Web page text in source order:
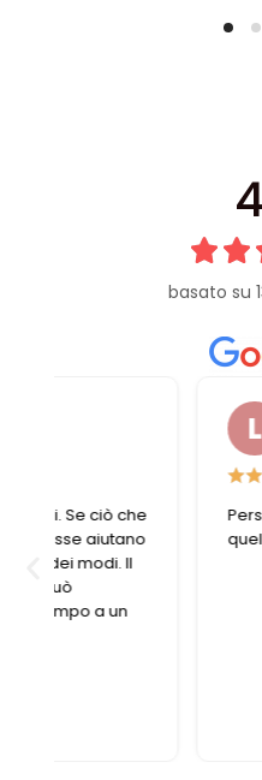
basato su
Laura
6 Aprile
Personale gentile e
quello di cui ho